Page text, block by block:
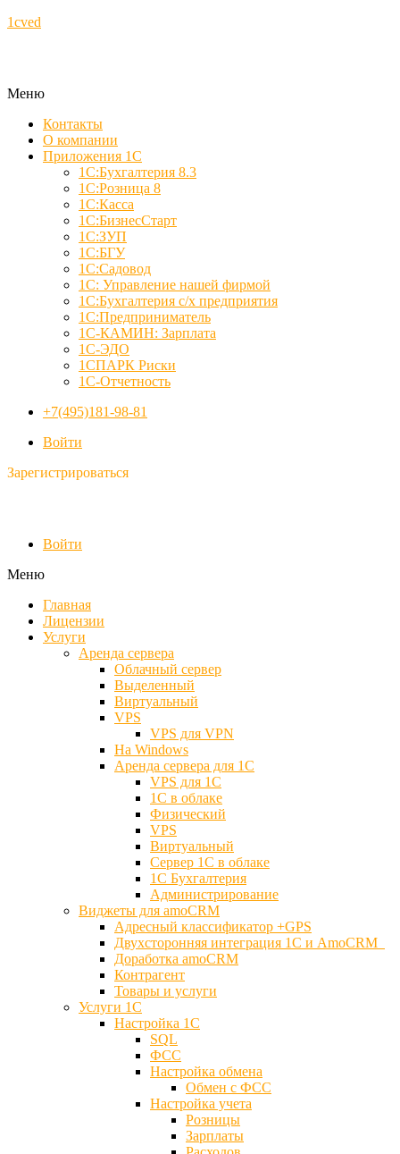
1cved
Меню
Контакты
О компании
Приложения 1С
1С:Бухгалтерия 8.3
1С:Розница 8
1С:Касса
1С:БизнесСтарт
1С:ЗУП
1С:БГУ
1С:Садовод
1С: Управление нашей фирмой
1С:Бухгалтерия с/х предприятия
1С:Предприниматель
1С-КАМИН: Зарплата
1С-ЭДО
1СПАРК Риски
1С-Отчетность
+7(495)181-98-81
Войти
Зарегистрироваться
Войти
Меню
Главная
Лицензии
Услуги
Аренда сервера
Облачный сервер
Выделенный
Виртуальный
VPS
VPS для VPN
На Windows
Аренда сервера для 1С
VPS для 1С
1С в облаке
Физический
VPS
Виртуальный
Сервер 1С в облаке
1С Бухгалтерия
Администрирование
Виджеты для amoCRM
Адресный классификатор +GPS
Двухсторонняя интеграция 1С и AmoCRM
Доработка amoCRM
Контрагент
Товары и услуги
Услуги 1С
Настройка 1С
SQL
ФСС
Настройка обмена
Обмен с ФСС
Настройка учета
Розницы
Зарплаты